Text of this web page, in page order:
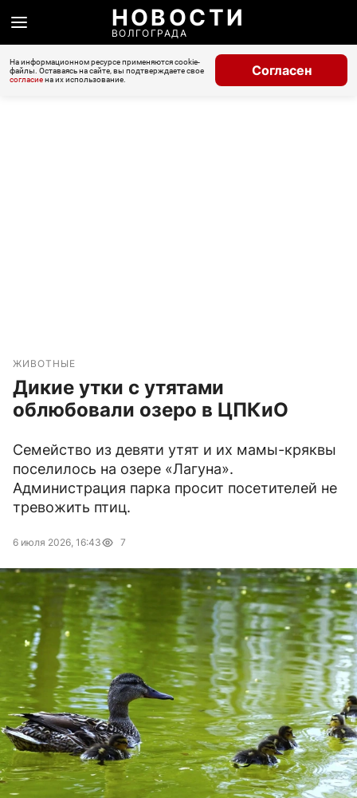
НОВОСТИ
ВОЛГОГРАДА
На информационном ресурсе применяются cookie-
файлы. Оставаясь на сайте, вы подтверждаете свое
согласиена их использование.
Согласен
ЖИВОТНЫЕ
Дикие утки с утятами
облюбовали озеро в ЦПКиО
Семейство из девяти утят и их мамы-кряквы
поселилось на озере «Лагуна».
Администрация парка просит посетителей не
тревожить птиц.
6 июля 2026, 16:43 7